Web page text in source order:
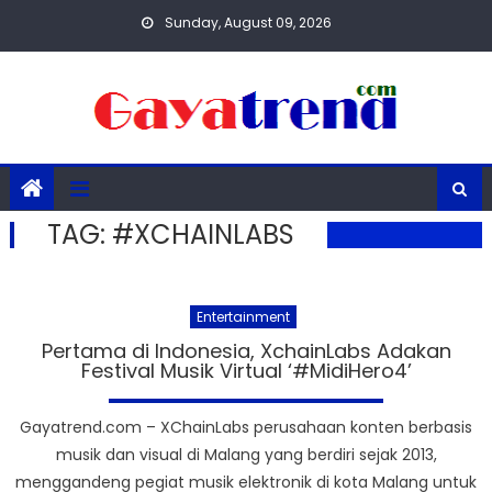
Sunday, August 09, 2026
TAG: #XCHAINLABS
Entertainment
Pertama di Indonesia, XchainLabs Adakan
Festival Musik Virtual ‘#MidiHero4’
Gayatrend.com – XChainLabs perusahaan konten berbasis
musik dan visual di Malang yang berdiri sejak 2013,
menggandeng pegiat musik elektronik di kota Malang untuk